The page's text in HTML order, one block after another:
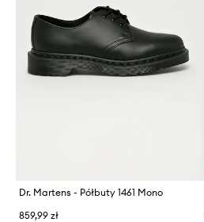
Dr. Martens - Półbuty 1461 Mono
859,99 zł